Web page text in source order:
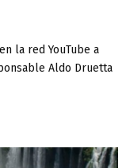
la red YouTube a
Aldo Druetta